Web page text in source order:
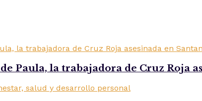
Paula, la trabajadora de Cruz Roja